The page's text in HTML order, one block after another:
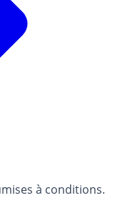
à conditions.